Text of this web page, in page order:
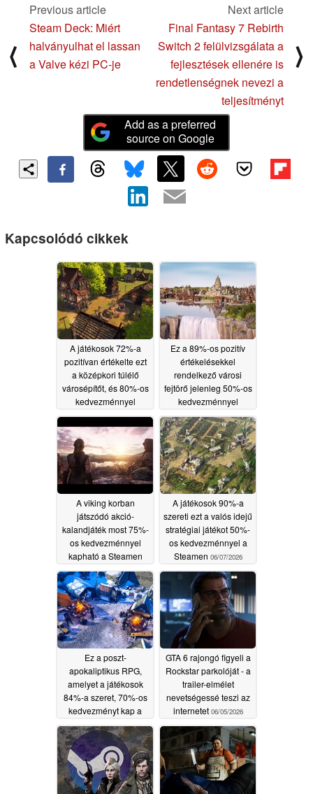
⟨
Previous article
Steam Deck: Miért
halványulhat el lassan
a Valve kézi PC-je
Next article
Final Fantasy 7 Rebirth
Switch 2 felülvizsgálata a
fejlesztések ellenére is
rendetlenségnek nevezi a
teljesítményt
⟩
Add as a preferred
source on Google
Kapcsolódó cikkek
A játékosok 72%-a
pozitívan értékelte ezt
a középkori túlélő
városépítőt, és 80%-os
kedvezménnyel
kapható a Steamen
06/10/2026
Ez a 89%-os pozitív
értékelésekkel
rendelkező városi
fejtörő jelenleg 50%-os
kedvezménnyel
kapható a Steamen
06/09/2026
A viking korban
játszódó akció-
kalandjáték most 75%-
os kedvezménnyel
kapható a Steamen
06/08/2026
A játékosok 90%-a
szereti ezt a valós idejű
stratégiai játékot 50%-
os kedvezménnyel a
Steamen 06/07/2026
Ez a poszt-
apokaliptikus RPG,
amelyet a játékosok
84%-a szeret, 70%-os
kedvezményt kap a
Steamen06/06/2026
GTA 6 rajongó figyeli a
Rockstar parkolóját - a
trailer-elmélet
nevetségessé teszi az
internetet 06/05/2026